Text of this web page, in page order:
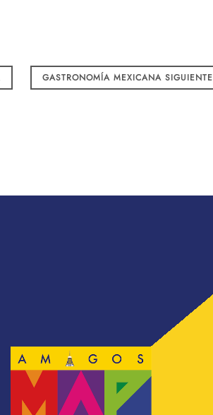
GASTRONOMÍA MEXICANA SIGUIENTE